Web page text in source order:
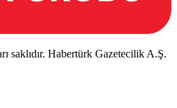
saklıdır. Habertürk Gazetecilik A.Ş.